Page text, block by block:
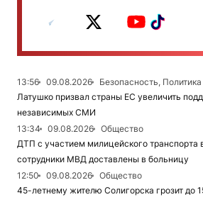
13:56 09.08.2026
Безопасность, Политика
Латушко призвал страны ЕС увеличить
независимых СМИ
13:34
09.08.2026
Общество
ДТП с участием милицейского транспорта
сотрудники МВД доставлены в больницу
12:50
09.08.2026
Общество
45-летнему жителю Солигорска грозит до